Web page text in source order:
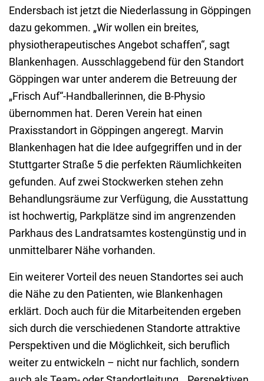
Endersbach ist jetzt die Niederlassung in Göppingen
dazu gekommen. „Wir wollen ein breites,
physiotherapeutisches Angebot schaffen“, sagt
Blankenhagen. Ausschlaggebend für den Standort
Göppingen war unter anderem die Betreuung der
„Frisch Auf“-Handballerinnen, die B-Physio
übernommen hat. Deren Verein hat einen
Praxisstandort in Göppingen angeregt. Marvin
Blankenhagen hat die Idee aufgegriffen und in der
Stuttgarter Straße 5 die perfekten Räumlichkeiten
gefunden. Auf zwei Stockwerken stehen zehn
Behandlungsräume zur Verfügung, die Ausstattung
ist hochwertig, Parkplätze sind im angrenzenden
Parkhaus des Landratsamtes kostengünstig und in
unmittelbarer Nähe vorhanden.
Ein weiterer Vorteil des neuen Standortes sei auch
die Nähe zu den Patienten, wie Blankenhagen
erklärt. Doch auch für die Mitarbeitenden ergeben
sich durch die verschiedenen Standorte attraktive
Perspektiven und die Möglichkeit, sich beruflich
weiter zu entwickeln – nicht nur fachlich, sondern